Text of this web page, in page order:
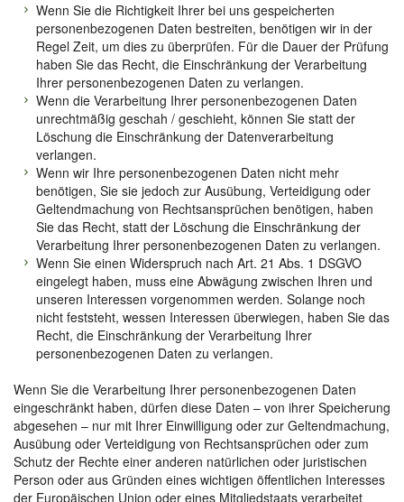
Wenn Sie die Richtigkeit Ihrer bei uns gespeicherten
personenbezogenen Daten bestreiten, benötigen wir in der
Regel Zeit, um dies zu überprüfen. Für die Dauer der Prüfung
haben Sie das Recht, die Einschränkung der Verarbeitung
Ihrer personenbezogenen Daten zu verlangen.
Wenn die Verarbeitung Ihrer personenbezogenen Daten
unrechtmäßig geschah / geschieht, können Sie statt der
Löschung die Einschränkung der Datenverarbeitung
verlangen.
Wenn wir Ihre personenbezogenen Daten nicht mehr
benötigen, Sie sie jedoch zur Ausübung, Verteidigung oder
Geltendmachung von Rechtsansprüchen benötigen, haben
Sie das Recht, statt der Löschung die Einschränkung der
Verarbeitung Ihrer personenbezogenen Daten zu verlangen.
Wenn Sie einen Widerspruch nach Art. 21 Abs. 1 DSGVO
eingelegt haben, muss eine Abwägung zwischen Ihren und
unseren Interessen vorgenommen werden. Solange noch
nicht feststeht, wessen Interessen überwiegen, haben Sie das
Recht, die Einschränkung der Verarbeitung Ihrer
personenbezogenen Daten zu verlangen.
Wenn Sie die Verarbeitung Ihrer personenbezogenen Daten
eingeschränkt haben, dürfen diese Daten – von ihrer Speicherung
abgesehen – nur mit Ihrer Einwilligung oder zur Geltendmachung,
Ausübung oder Verteidigung von Rechtsansprüchen oder zum
Schutz der Rechte einer anderen natürlichen oder juristischen
Person oder aus Gründen eines wichtigen öffentlichen Interesses
der Europäischen Union oder eines Mitgliedstaats verarbeitet